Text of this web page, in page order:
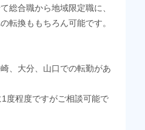
総合職から地域限定職に、
転換ももちろん可能です。
、大分、山口での転勤があ
度程度ですがご相談可能で